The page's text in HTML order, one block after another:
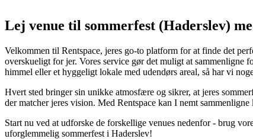
Lej venue til sommerfest (Haderslev)
Velkommen til Rentspace, jeres go-to platform for at finde det
overskueligt for jer. Vores service gør det muligt at sammenligne
himmel eller et hyggeligt lokale med udendørs areal, så har vi
Hvert sted bringer sin unikke atmosfære og sikrer, at jeres
der matcher jeres vision. Med Rentspace kan I nemt
Start nu ved at udforske de forskellige venues nedenfor - brug
uforglemmelig sommerfest i Haderslev!